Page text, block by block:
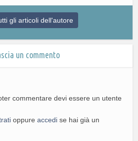
gli articoli dell'autore
un commento
commentare devi essere un utente
oppureaccedi se hai già un